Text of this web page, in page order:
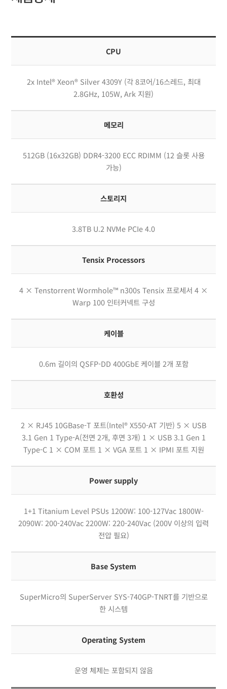
CPU
2x Intel® Xeon® Silver 4309Y (각 8코어/16스레드, 최대
2.8GHz, 105W, Ark 지원)
메모리
512GB (16x32GB) DDR4-3200 ECC RDIMM (12 슬롯 사용
가능)
스토리지
3.8TB U.2 NVMe PCIe 4.0
Tensix Processors
4 × Tenstorrent Wormhole™ n300s Tensix 프로세서 4 ×
Warp 100 인터커넥트 구성
케이블
0.6m 길이의 QSFP-DD 400GbE 케이블 2개 포함
호환성
2 × RJ45 10GBase-T 포트(Intel® X550-AT 기반) 5 × USB
3.1 Gen 1 Type-A(전면 2개, 후면 3개) 1 × USB 3.1 Gen 1
Type-C 1 × COM 포트 1 × VGA 포트 1 × IPMI 포트 지원
Power supply
1+1 Titanium Level PSUs 1200W: 100-127Vac 1800W-
2090W: 200-240Vac 2200W: 220-240Vac (200V 이상의 입력
전압 필요)
Base System
SuperMicro의 SuperServer SYS-740GP-TNRT를 기반으로
한 시스템
Operating System
운영 체제는 포함되지 않음